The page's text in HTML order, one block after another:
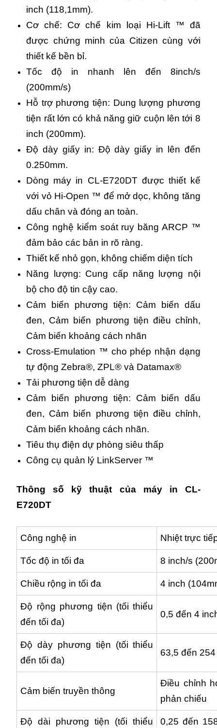
inch (118,1mm).
Cơ chế: Cơ chế kim loại Hi-Lift ™ đã
được chứng minh của Citizen cùng với
thiết kế bền bỉ.
Tốc độ in nhanh lên đến 8inch/s
(200mm/s)
Hỗ trợ phương tiện: Dung lượng phương
tiện rất lớn có khả năng giữ cuộn lên tới 8
inch (200mm).
Độ dày giấy in: Độ dày giấy in lên đến
0.250mm.
Dòng máy in CL-E720DT được thiết kế
với vỏ Hi-Open ™ để mở dọc, không tăng
dấu chân và đóng an toàn.
Công nghệ kiểm soát ruy băng ARCP ™
đảm bảo các bản in rõ ràng.
Thiết kế nhỏ gọn, không chiếm diện tích
Năng lượng: Cung cấp năng lượng nội
bộ cho độ tin cậy cao.
Cảm biến phương tiện: Cảm biến dấu
đen, Cảm biến phương tiện điều chỉnh,
Cảm biến khoảng cách nhãn
Cross-Emulation ™ cho phép nhận dạng
tự động Zebra®, ZPL® và Datamax®
Tải phương tiện dễ dàng
Cảm biến phương tiện: Cảm biến dấu
đen, Cảm biến phương tiện điều chỉnh,
Cảm biến khoảng cách nhãn.
Tiêu thụ điện dự phòng siêu thấp
Công cụ quản lý LinkServer ™
Thông số kỹ thuật của máy in CL-
E720DT
Công nghệ in Nhiệt trực
Tốc độ in tối đa 8 inch/s
Chiều rộng in tối đa 4 inch
Độ rộng phương tiện (tối thiểu
đến tối đa)
0,5 đến 4
Độ dày phương tiện (tối thiểu
đến tối đa)
63,5 đến
Cảm biến truyền thông
Điều chỉnh
phản chiếu
Độ dài phương tiện (tối thiểu 0,25 đến